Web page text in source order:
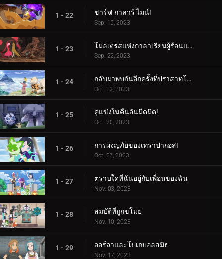
1 - 22 ชาร์จ! กาลาร์ ไมน์!
Sep. 15, 2023
1 - 23 โมลเตรสแห่งกาลาเรียนผู้ร้อนแรง
Sep. 22, 2023
1 - 24 กลับมาพบกันอีกครั้งที่ปราสาทโบราณ!
Oct. 13, 2023
1 - 25 คู่แข่งในคืนอันมืดมิด!
Oct. 20, 2023
1 - 26 การผจญภัยของเทราปากอส!
Oct. 27, 2023
1 - 27 ตราบใดที่ฉันอยู่กับเพื่อนของฉัน
Nov. 03, 2023
1 - 28 สมบัติที่ถูกขโมย
Nov. 10, 2023
1 - 29 ออร์ลาและโปเกบอลสมิธ
Nov. 17, 2023